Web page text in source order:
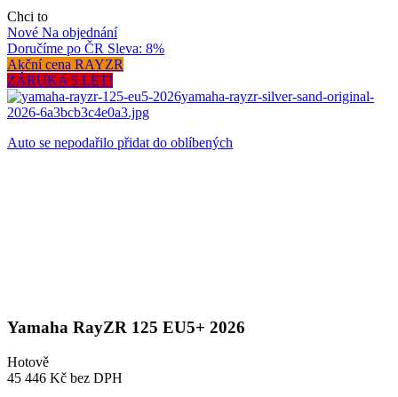
Chci to
Nové Na objednání
Doručíme po ČR Sleva: 8%
Akční cena RAYZR
ZÁRUKA 5 LET!
Auto se nepodařilo přidat do oblíbených
Yamaha RayZR 125 EU5+ 2026
Hotově
45 446 Kč bez DPH